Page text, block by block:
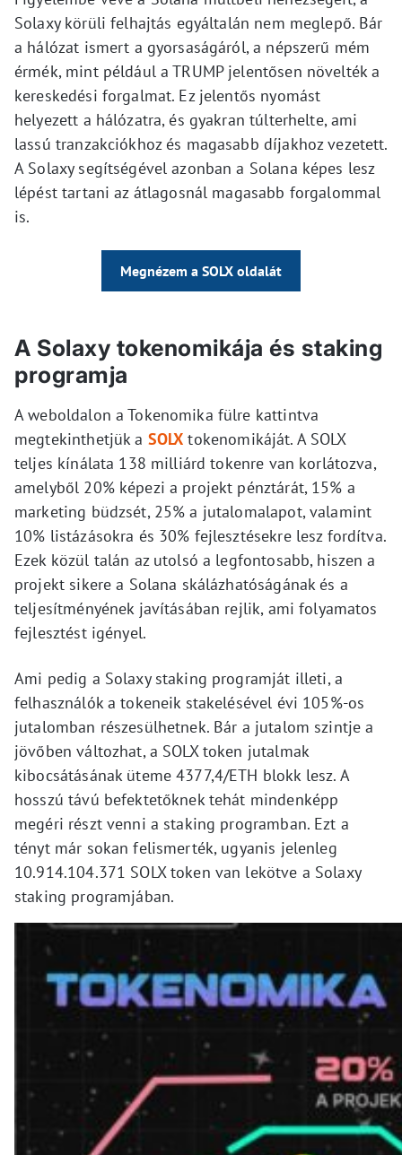
Solaxy körüli felhajtás egyáltalán nem meglepő. Bár
a hálózat ismert a gyorsaságáról, a népszerű mém
érmék, mint például a TRUMP jelentősen növelték a
kereskedési forgalmat. Ez jelentős nyomást
helyezett a hálózatra, és gyakran túlterhelte, ami
lassú tranzakciókhoz és magasabb díjakhoz vezetett.
A Solaxy segítségével azonban a Solana képes lesz
lépést tartani az átlagosnál magasabb forgalommal
is.
Megnézem a SOLX oldalát
A Solaxy tokenomikája és staking
programja
A weboldalon a Tokenomika fülre kattintva
megtekinthetjük a SOLX tokenomikáját. A SOLX
teljes kínálata 138 milliárd tokenre van korlátozva,
amelyből 20% képezi a projekt pénztárát, 15% a
marketing büdzsét, 25% a jutalomalapot, valamint
10% listázásokra és 30% fejlesztésekre lesz fordítva.
Ezek közül talán az utolsó a legfontosabb, hiszen a
projekt sikere a Solana skálázhatóságának és a
teljesítményének javításában rejlik, ami folyamatos
fejlesztést igényel.
Ami pedig a Solaxy staking programját illeti, a
felhasználók a tokeneik stakelésével évi 105%-os
jutalomban részesülhetnek. Bár a jutalom szintje a
jövőben változhat, a SOLX token jutalmak
kibocsátásának üteme 4377,4/ETH blokk lesz. A
hosszú távú befektetőknek tehát mindenképp
megéri részt venni a staking programban. Ezt a
tényt már sokan felismerték, ugyanis jelenleg
10.914.104.371 SOLX token van lekötve a Solaxy
staking programjában.